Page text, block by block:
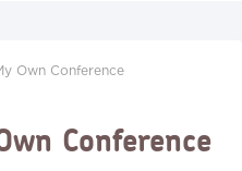
Own Conference
Conference